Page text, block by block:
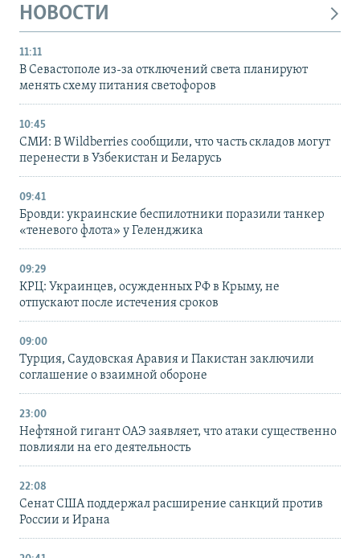
НОВОСТИ
11:11
В Севастополе из-за отключений света планируют
менять схему питания светофоров
10:45
СМИ: В Wildberries сообщили, что часть складов могут
перенести в Узбекистан и Беларусь
09:41
Бровди: украинские беспилотники поразили танкер
«теневого флота» у Геленджика
09:29
КРЦ: Украинцев, осужденных РФ в Крыму, не
отпускают после истечения сроков
09:00
Турция, Саудовская Аравия и Пакистан заключили
соглашение о взаимной обороне
23:00
Нефтяной гигант ОАЭ заявляет, что атаки существенно
повлияли на его деятельность
22:08
Сенат США поддержал расширение санкций против
России и Ирана